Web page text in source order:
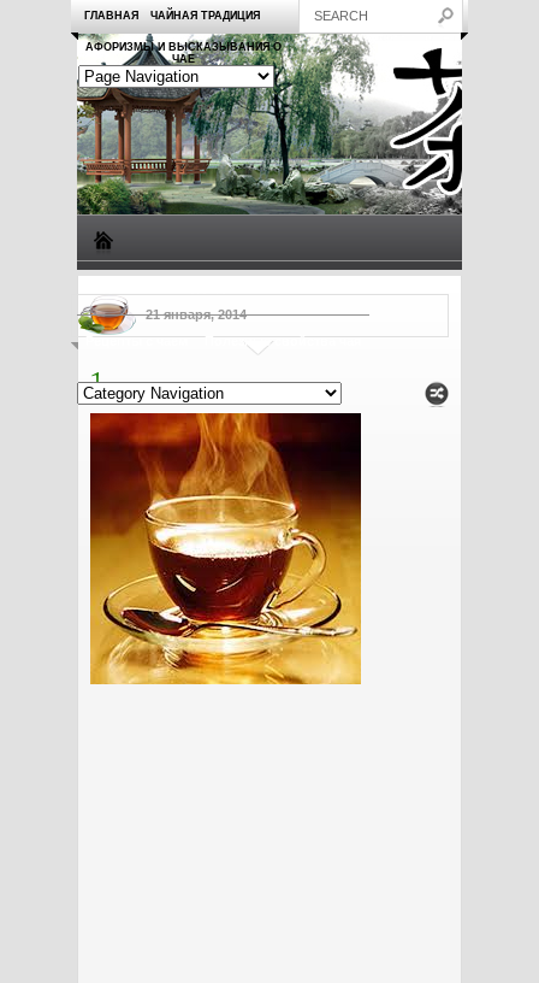
ГЛАВНАЯ ЧАЙНАЯ ТРАДИЦИЯ
АФОРИЗМЫ И ВЫСКАЗЫВАНИЯ О
ЧАЕ
Рецепты с чаем Полезные свойства чая
21 января, 2014
1